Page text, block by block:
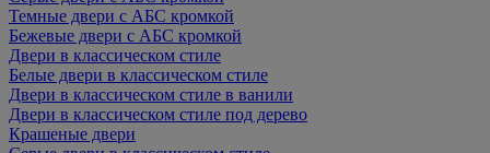
Темные двери с АБС кромкой
Бежевые двери с АБС кромкой
Двери в классическом стиле
Белые двери в классическом стиле
Двери в классическом стиле в ванили
Двери в классическом стиле под дерево
Крашеные двери